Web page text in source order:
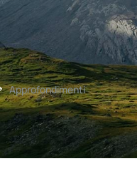
Approfondimenti